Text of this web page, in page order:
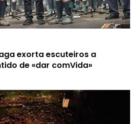
exorta escuteiros a
de «dar comVida»